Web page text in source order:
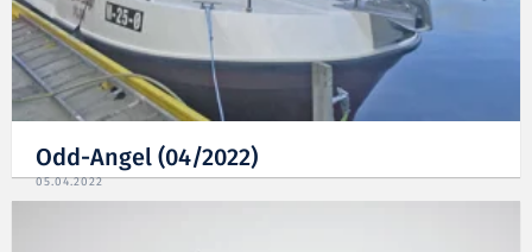
Odd-Angel (04/2022)
05.04.2022